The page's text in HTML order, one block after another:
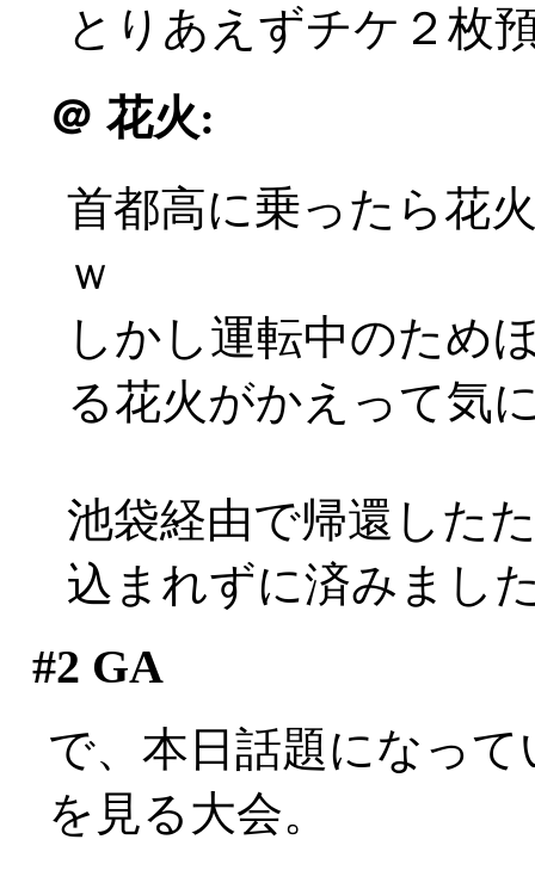
とりあえずチケ２枚
＠ 花火:
首都高に乗ったら花
ｗ
しかし運転中のため
る花火がかえって気
池袋経由で帰還した
込まれずに済みまし
#2 GA
で、本日話題になっ
を見る大会。